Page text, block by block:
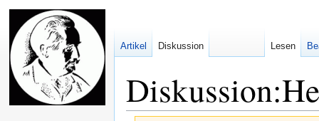
Artikel Diskussion Lesen